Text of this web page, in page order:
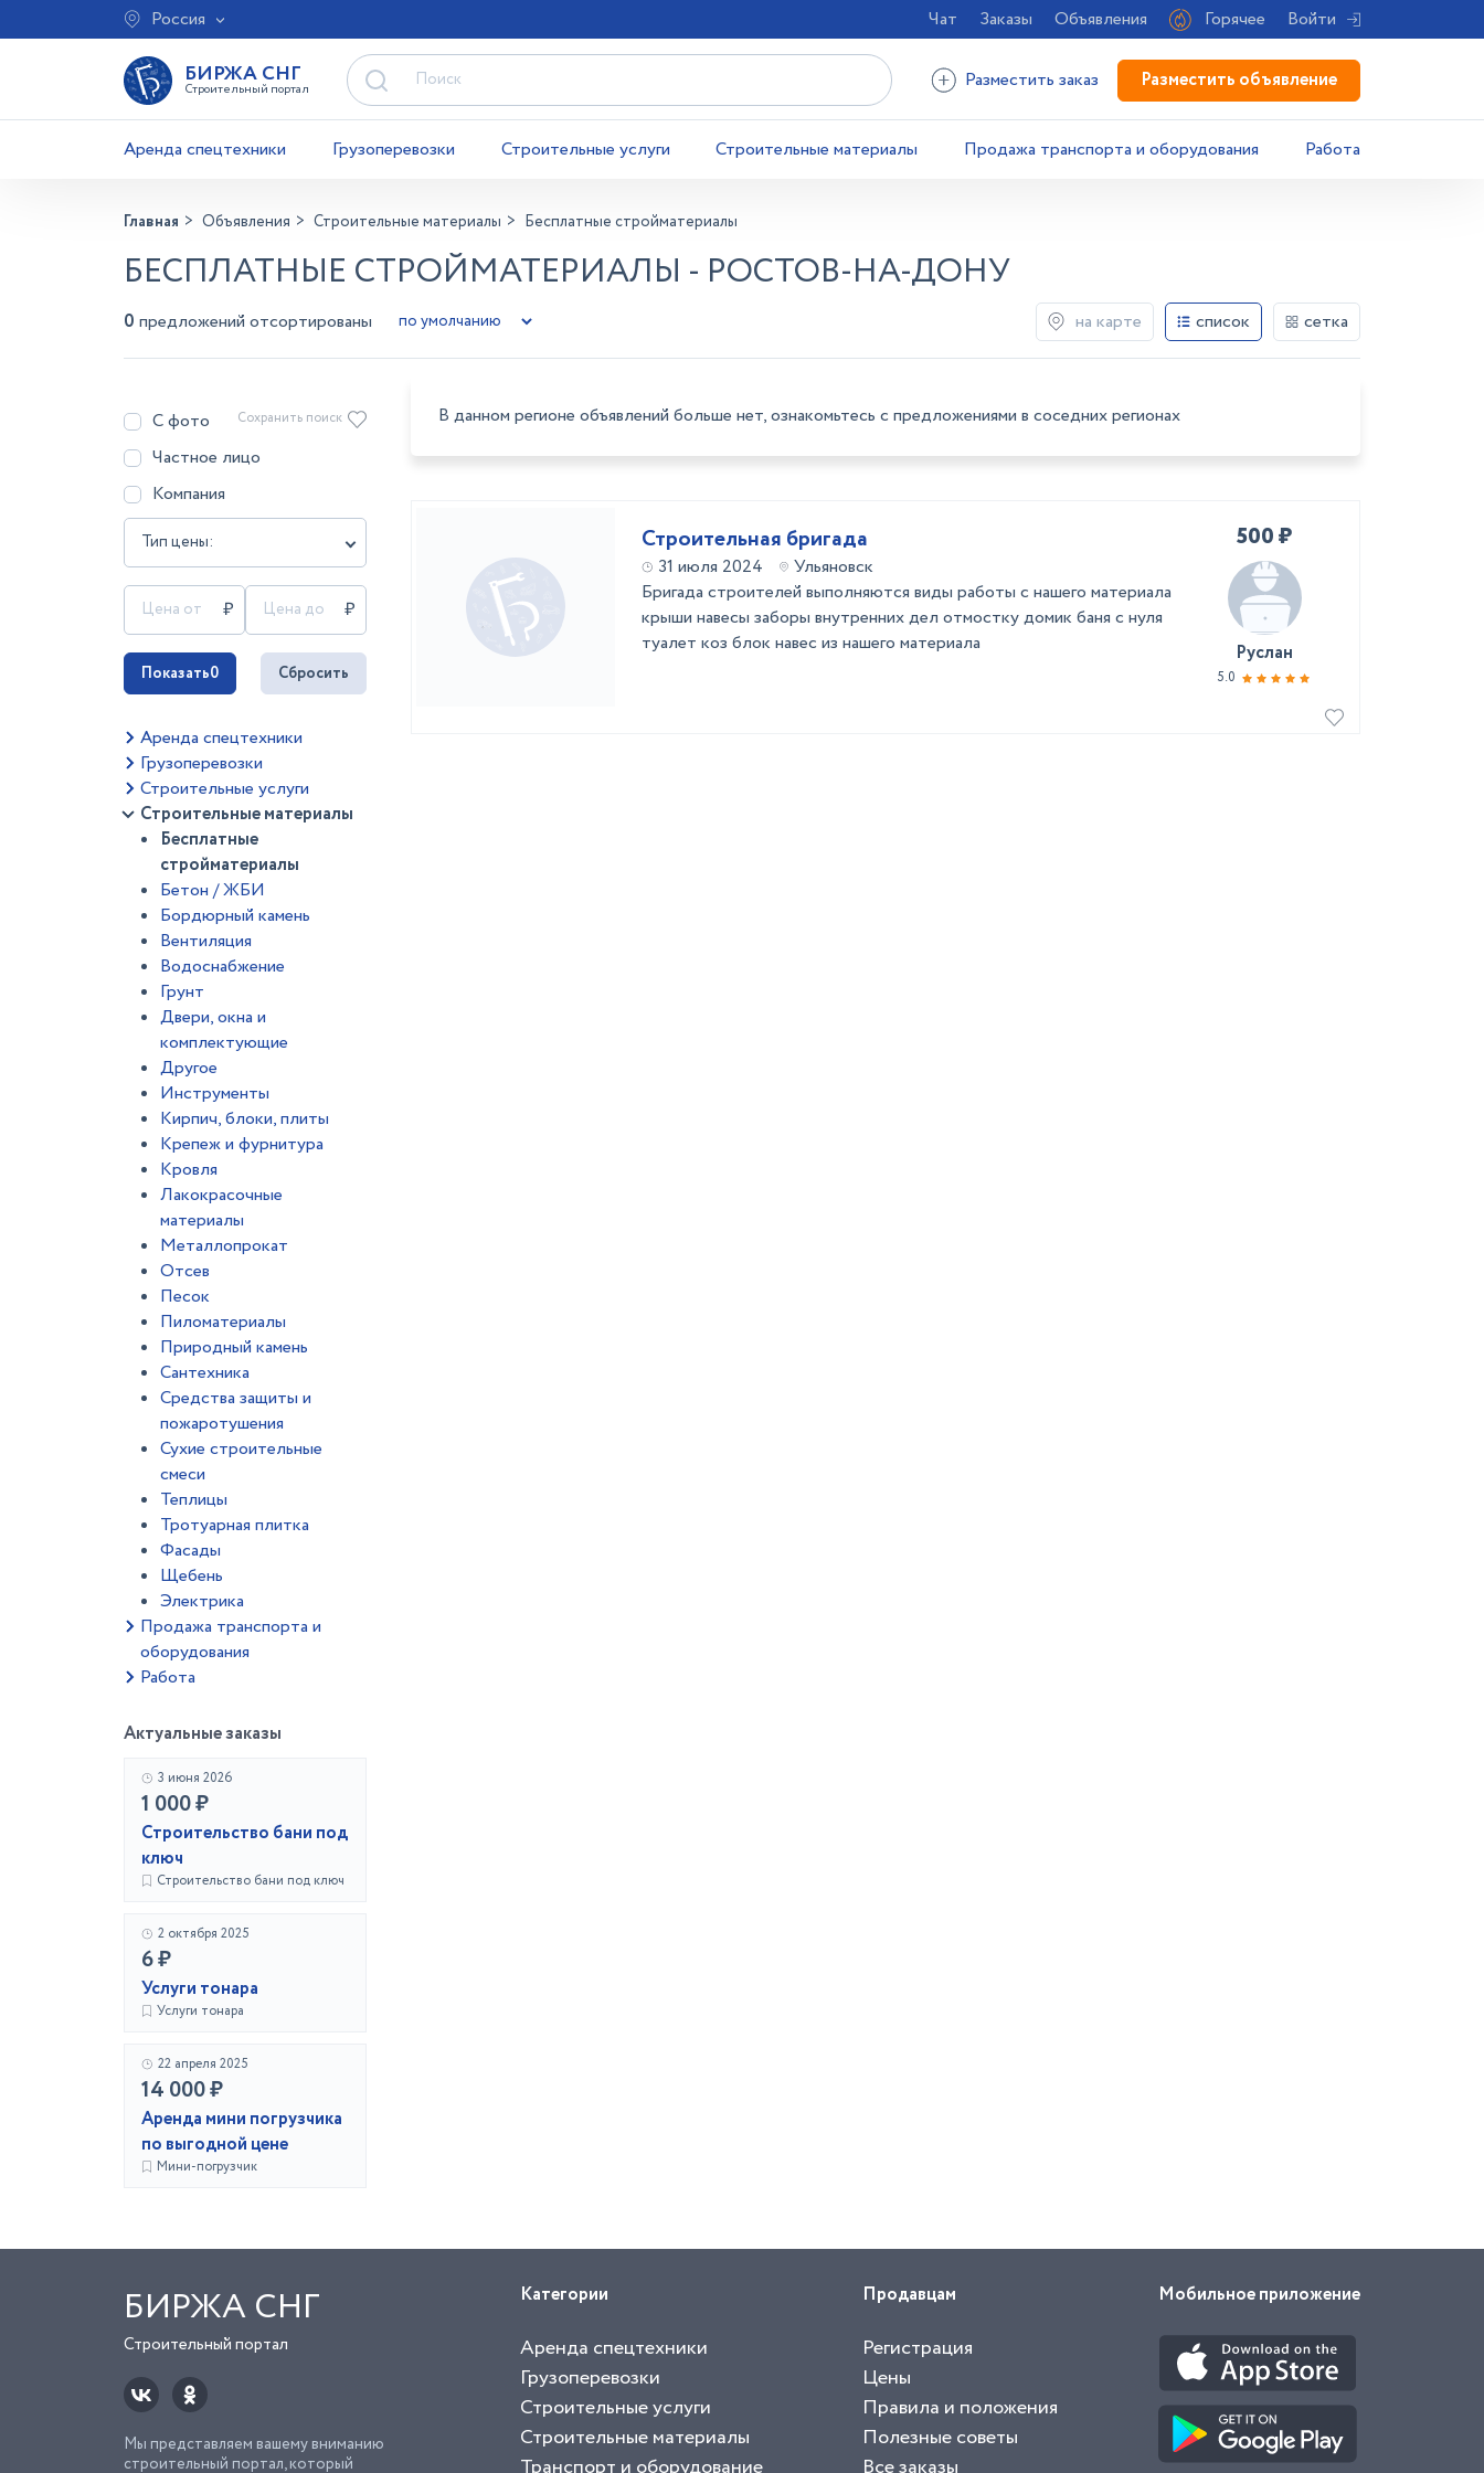
Россия Чат Заказы Объявления Горячее Войти
БИРЖА СНГ
Строительный портал Разместить заказ Разместить объявление
Аренда спецтехники Грузоперевозки Строительные услуги Строительные материалы Продажа транспорта и оборудования Работа
Главная Объявления Строительные материалы Бесплатные стройматериалы
БЕСПЛАТНЫЕ СТРОЙМАТЕРИАЛЫ - РОСТОВ-НА-ДОНУ
0 предложений отсортированы на карте список сетка
С фото
Частное лицо
Компания
Тип цены:
Сохранить поиск
Показать0 Сбросить
Аренда спецтехники
Грузоперевозки
Строительные услуги
Строительные материалы
Бесплатные
стройматериалы
Бетон / ЖБИ
Бордюрный камень
Вентиляция
Водоснабжение
Грунт
Двери, окна и
комплектующие
Другое
Инструменты
Кирпич, блоки, плиты
Крепеж и фурнитура
Кровля
Лакокрасочные
материалы
Металлопрокат
Отсев
Песок
Пиломатериалы
Природный камень
Сантехника
Средства защиты и
пожаротушения
Сухие строительные
смеси
Теплицы
Тротуарная плитка
Фасады
Щебень
Электрика
Продажа транспорта и
оборудования
Работа
Актуальные заказы
3 июня 2026
1 000 ₽
Строительство бани под
ключ
Строительство бани под ключ
2 октября 2025
6 ₽
Услуги тонара
Услуги тонара
22 апреля 2025
14 000 ₽
Аренда мини погрузчика
по выгодной цене
Мини-погрузчик
В данном регионе объявлений больше нет, ознакомьтесь с предложениями в соседних регионах
Строительная бригада
31 июля 2024
Ульяновск
Бригада строителей выполняются виды работы с нашего материала
крыши навесы заборы внутренних дел отмостку домик баня с нуля
туалет коз блок навес из нашего материала
500 ₽
Руслан
5.0
БИРЖА СНГ
Строительный портал
Мы представляем вашему вниманию
строительный портал, который
Категории
Аренда спецтехники
Грузоперевозки
Строительные услуги
Строительные материалы
Продавцам
Регистрация
Цены
Правила и положения
Полезные советы
Мобильное приложение